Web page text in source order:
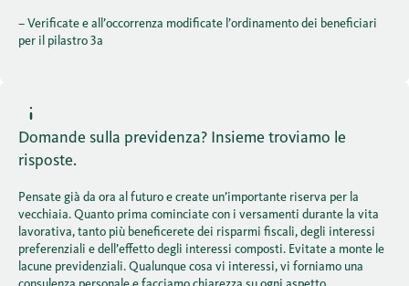
– Verificate e all’occorrenza modificate l’ordinamento dei beneficiari
per il pilastro 3a
Domande sulla previdenza? Insieme troviamo le
risposte.
Pensate già da ora al futuro e create un’importante riserva per la
vecchiaia. Quanto prima cominciate con i versamenti durante la vita
lavorativa, tanto più beneficerete dei risparmi fiscali, degli interessi
preferenziali e dell’effetto degli interessi composti. Evitate a monte le
lacune previdenziali. Qualunque cosa vi interessi, vi forniamo una